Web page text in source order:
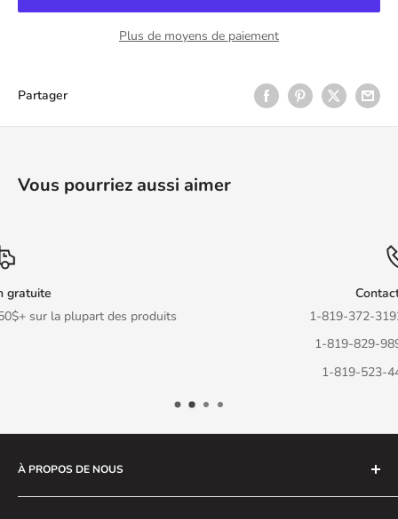
Plus de moyens de paiement
Partager
Vous pourriez aussi aimer
1-819-372-3192 - Trois-Rivières
1-819-829-9898 - Sherbrooke
1-819-523-4478 - La Tuque
À PROPOS DE NOUS
Nous sommes un magasin ouvert depuis près de 30 ans.